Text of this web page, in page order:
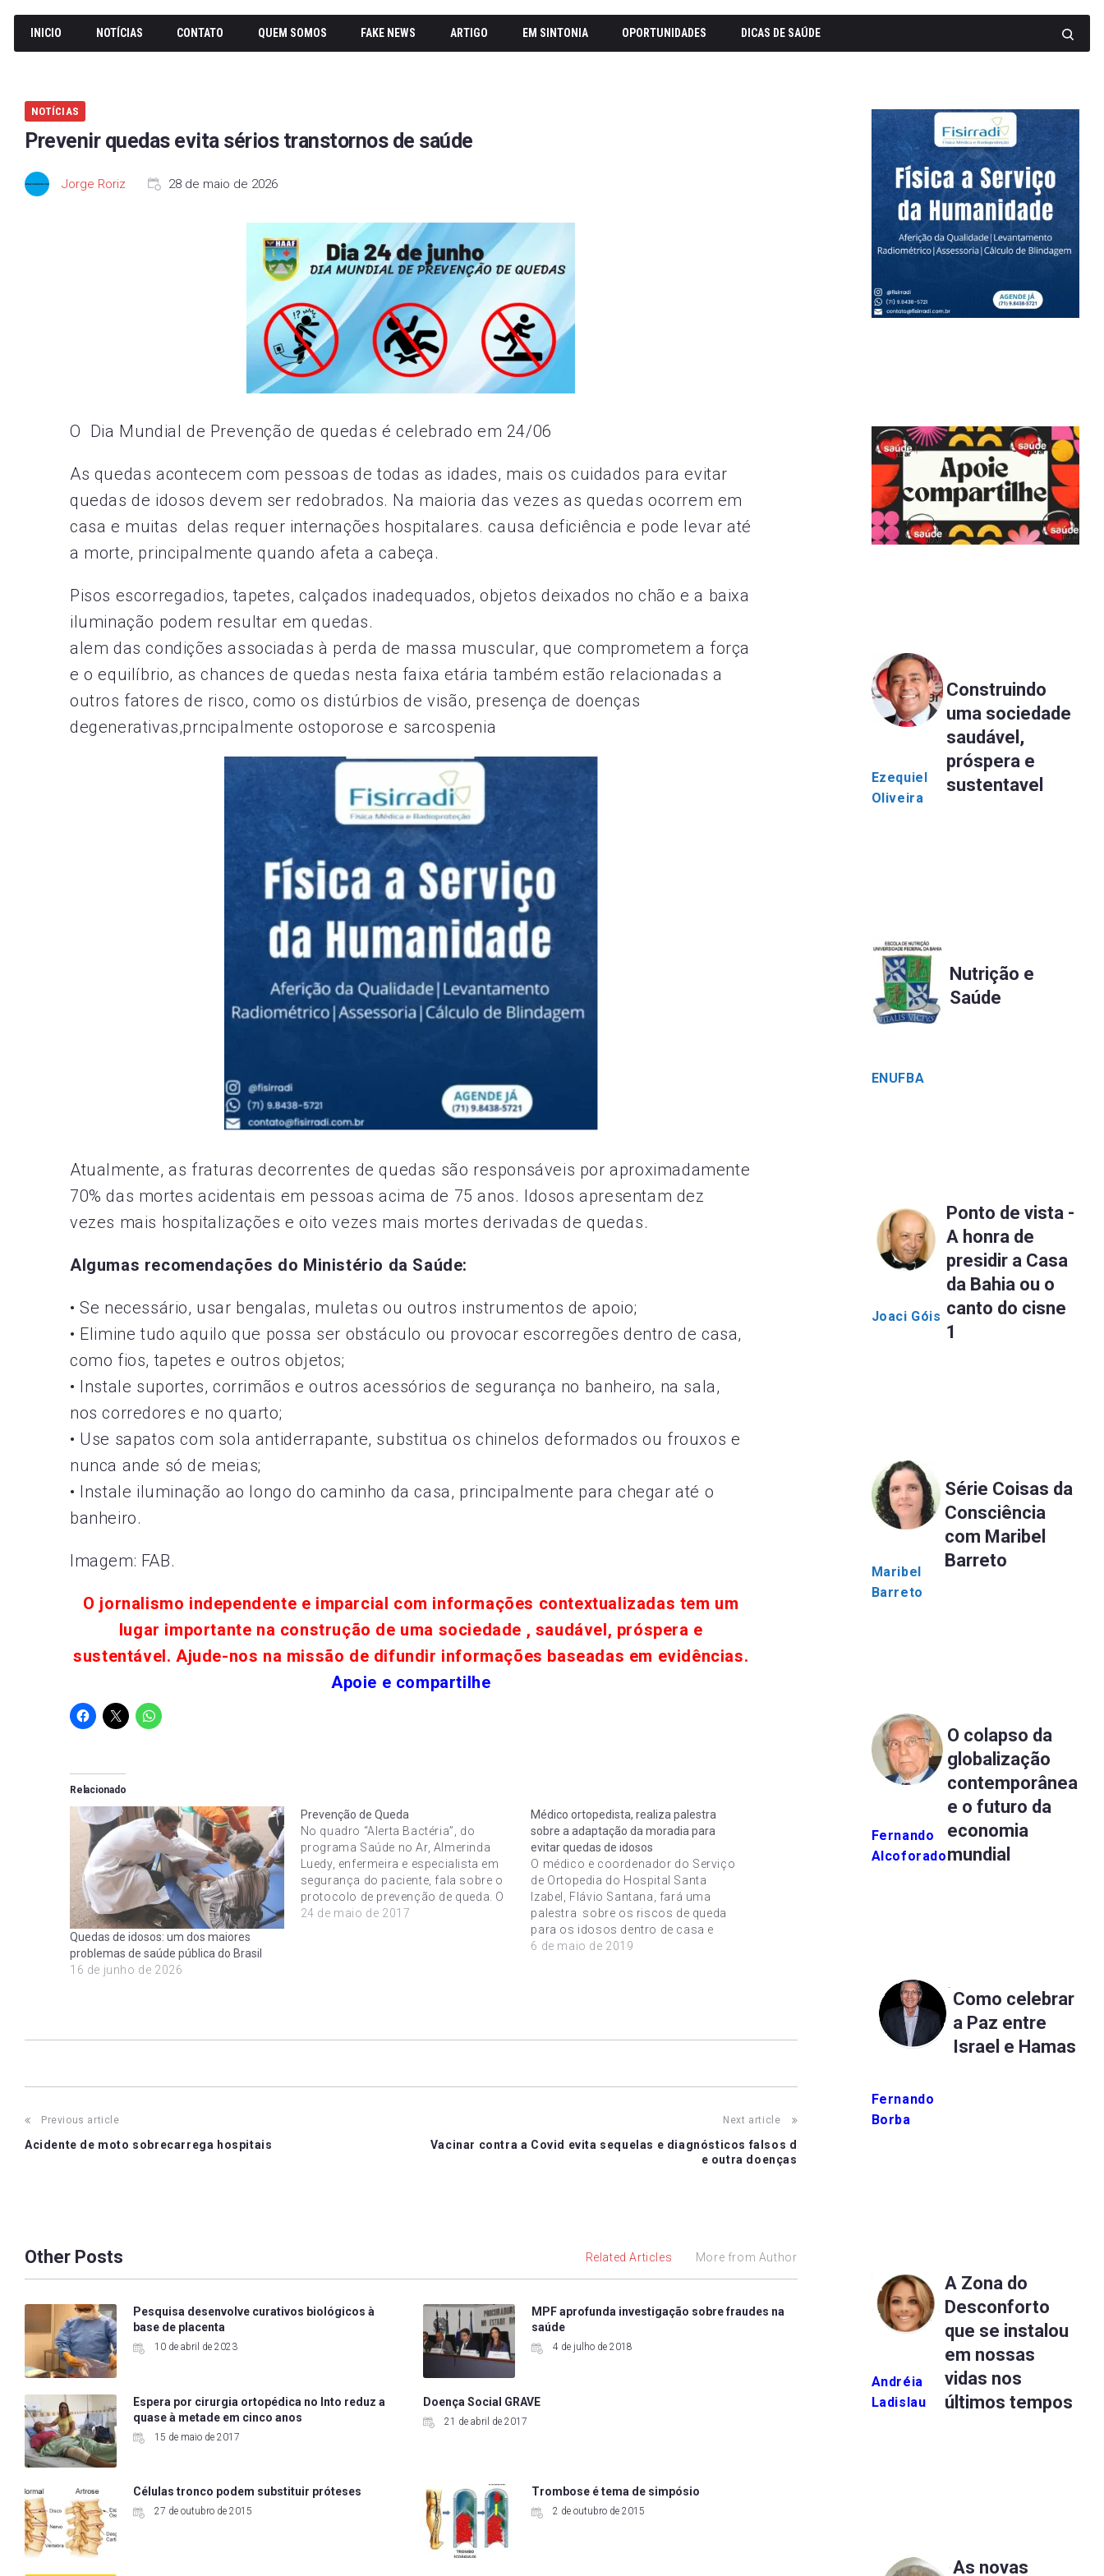
INICIO NOTÍCIAS CONTATO QUEM SOMOS FAKE NEWS ARTIGO EM SINTONIA OPORTUNIDADES DICAS DE SAÚDE
NOTÍCIAS
Prevenir quedas evita sérios transtornos de saúde
Jorge Roriz 28 de maio de 2026
O Dia Mundial de Prevenção de quedas é celebrado em 24/06
As quedas acontecem com pessoas de todas as idades, mais os cuidados para evitar
quedas de idosos devem ser redobrados. Na maioria das vezes as quedas ocorrem em
casa e muitas delas requer internações hospitalares. causa deficiência e pode levar até
a morte, principalmente quando afeta a cabeça.
Pisos escorregadios, tapetes, calçados inadequados, objetos deixados no chão e a baixa
iluminação podem resultar em quedas.
alem das condições associadas à perda de massa muscular, que comprometem a força
e o equilíbrio, as chances de quedas nesta faixa etária também estão relacionadas a
outros fatores de risco, como os distúrbios de visão, presença de doenças
degenerativas,prncipalmente ostoporose e sarcospenia
Atualmente, as fraturas decorrentes de quedas são responsáveis por aproximadamente
70% das mortes acidentais em pessoas acima de 75 anos. Idosos apresentam dez
vezes mais hospitalizações e oito vezes mais mortes derivadas de quedas.
Algumas recomendações do Ministério da Saúde:
• Se necessário, usar bengalas, muletas ou outros instrumentos de apoio;
• Elimine tudo aquilo que possa ser obstáculo ou provocar escorregões dentro de casa,
como fios, tapetes e outros objetos;
• Instale suportes, corrimãos e outros acessórios de segurança no banheiro, na sala,
nos corredores e no quarto;
• Use sapatos com sola antiderrapante, substitua os chinelos deformados ou frouxos e
nunca ande só de meias;
• Instale iluminação ao longo do caminho da casa, principalmente para chegar até o
banheiro.
Imagem: FAB.
O jornalismo independente e imparcial com informações contextualizadas tem um
lugar importante na construção de uma sociedade , saudável, próspera e
sustentável. Ajude-nos na missão de difundir informações baseadas em evidências.
Apoie e compartilhe
Relacionado
Quedas de idosos: um dos maiores
problemas de saúde pública do Brasil
16 de junho de 2026
Prevenção de Queda
No quadro “Alerta Bactéria”, do
programa Saúde no Ar, Almerinda
Luedy, enfermeira e especialista em
segurança do paciente, fala sobre o
protocolo de prevenção de queda. O
protocolo tem como finalidade,
24 de maio de 2017
Médico ortopedista, realiza palestra
sobre a adaptação da moradia para
evitar quedas de idosos
O médico e coordenador do Serviço
de Ortopedia do Hospital Santa
Izabel, Flávio Santana, fará uma
palestra sobre os riscos de queda
para os idosos dentro de casa e
como esses incidentes podem ser
6 de maio de 2019
Post
Previous article
Acidente de moto sobrecarrega hospitais
Next article
Vacinar contra a Covid evita sequelas e diagnósticos falsos d
e outra doenças
Other Posts Related Articles More from Author
Pesquisa desenvolve curativos biológicos à
base de placenta
10 de abril de 2023
MPF aprofunda investigação sobre fraudes na
saúde
4 de julho de 2018
Espera por cirurgia ortopédica no Into reduz a
quase à metade em cinco anos
15 de maio de 2017
Doença Social GRAVE
21 de abril de 2017
Células tronco podem substituir próteses
27 de outubro de 2015
Trombose é tema de simpósio
2 de outubro de 2015
Ezequiel
Oliveira
Construindo
uma sociedade
saudável,
próspera e
sustentavel
ENUFBA
Nutrição e
Saúde
Joaci Góis
Ponto de vista -
A honra de
presidir a Casa
da Bahia ou o
canto do cisne
1
Maribel
Barreto
Série Coisas da
Consciência
com Maribel
Barreto
Fernando
Alcoforado
O colapso da
globalização
contemporânea
e o futuro da
economia
mundial
Fernando
Borba
Como celebrar
a Paz entre
Israel e Hamas
Andréia
Ladislau
A Zona do
Desconforto
que se instalou
em nossas
vidas nos
últimos tempos
As novas